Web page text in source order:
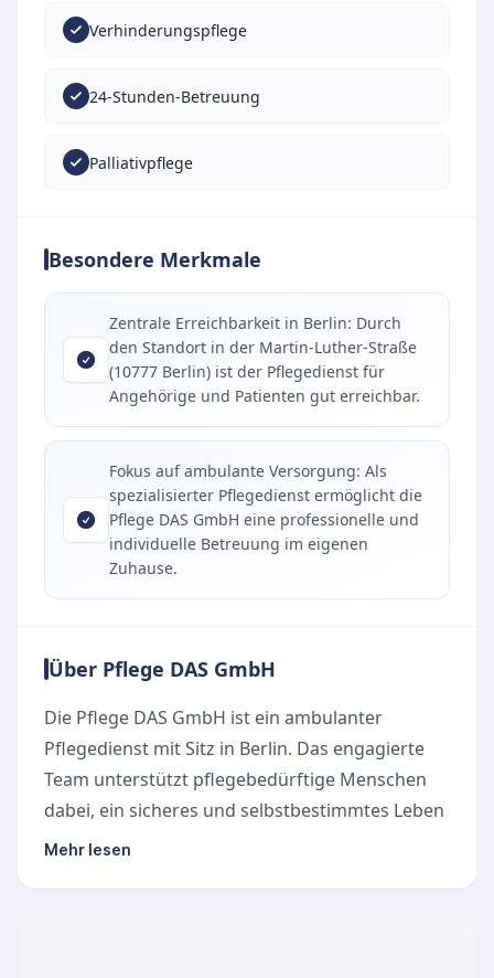
Verhinderungspflege
24-Stunden-Betreuung
Palliativpflege
Besondere Merkmale
Zentrale Erreichbarkeit in Berlin: Durch
den Standort in der Martin-Luther-Straße
(10777 Berlin) ist der Pflegedienst für
Angehörige und Patienten gut erreichbar.
Fokus auf ambulante Versorgung: Als
spezialisierter Pflegedienst ermöglicht die
Pflege DAS GmbH eine professionelle und
individuelle Betreuung im eigenen
Zuhause.
Über Pflege DAS GmbH
Die Pflege DAS GmbH ist ein ambulanter
Pflegedienst mit Sitz in Berlin. Das engagierte
Team unterstützt pflegebedürftige Menschen
dabei, ein sicheres und selbstbestimmtes Leben
in ihrer vertrauten häuslichen Umgebung zu
Mehr lesen